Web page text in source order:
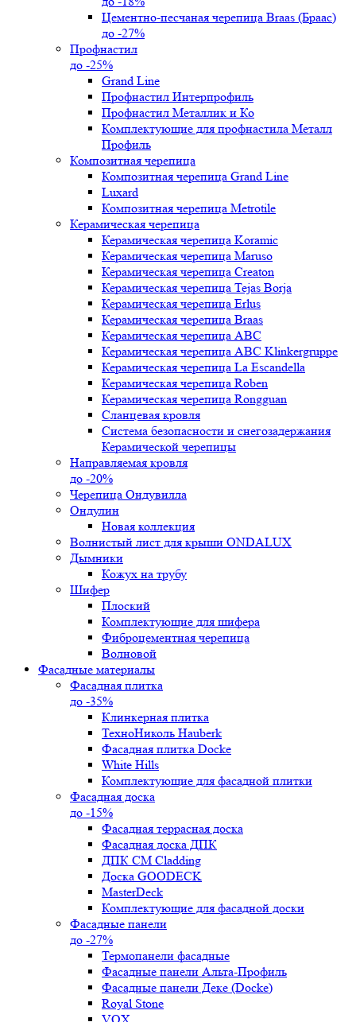
Цементно-песчаная черепица Braas (Браас)
до -27%
Профнастил
до -25%
Grand Line
Профнастил Интерпрофиль
Профнастил Металлик и Ко
Комплектующие для профнастила Металл
Профиль
Композитная черепица
Композитная черепица Grand Line
Luxard
Композитная черепица Metrotile
Керамическая черепица
Керамическая черепица Koramic
Керамическая черепица Maruso
Керамическая черепица Creaton
Керамическая черепица Tejas Borja
Керамическая черепица Erlus
Керамическая черепица Braas
Керамическая черепица ABC
Керамическая черепица ABC Klinkergruppe
Керамическая черепица La Escandella
Керамическая черепица Roben
Керамическая черепица Rongguan
Сланцевая кровля
Система безопасности и снегозадержания
Керамической черепицы
Направляемая кровля
до -20%
Черепица Ондувилла
Ондулин
Новая коллекция
Волнистый лист для крыши ONDALUX
Дымники
Кожух на трубу
Шифер
Плоский
Комплектующие для шифера
Фиброцементная черепица
Волновой
Фасадные материалы
Фасадная плитка
до -35%
Клинкерная плитка
ТехноНиколь Hauberk
Фасадная плитка Docke
White Hills
Комплектующие для фасадной плитки
Фасадная доска
до -15%
Фасадная террасная доска
Фасадная доска ДПК
ДПК CM Cladding
Доска GOODECK
MasterDeck
Комплектующие для фасадной доски
Фасадные панели
до -27%
Термопанели фасадные
Фасадные панели Альта-Профиль
Фасадные панели Деке (Docke)
Royal Stone